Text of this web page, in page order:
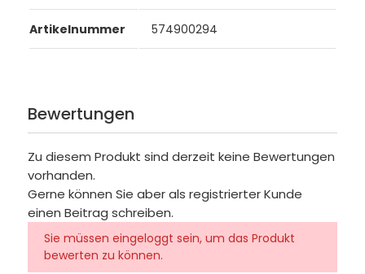
Artikelnummer 574900294
Bewertungen
Zu diesem Produkt sind derzeit keine Bewertungen
vorhanden.
Gerne können Sie aber als registrierter Kunde
einen Beitrag schreiben.
Sie müssen eingeloggt sein, um das Produkt
bewerten zu können.